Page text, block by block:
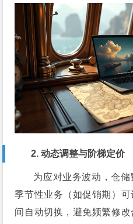
2. 动态调整与阶梯定价
为应对业务波动，仓储
季节性业务（如促销期）
间自动切换，避免频繁修